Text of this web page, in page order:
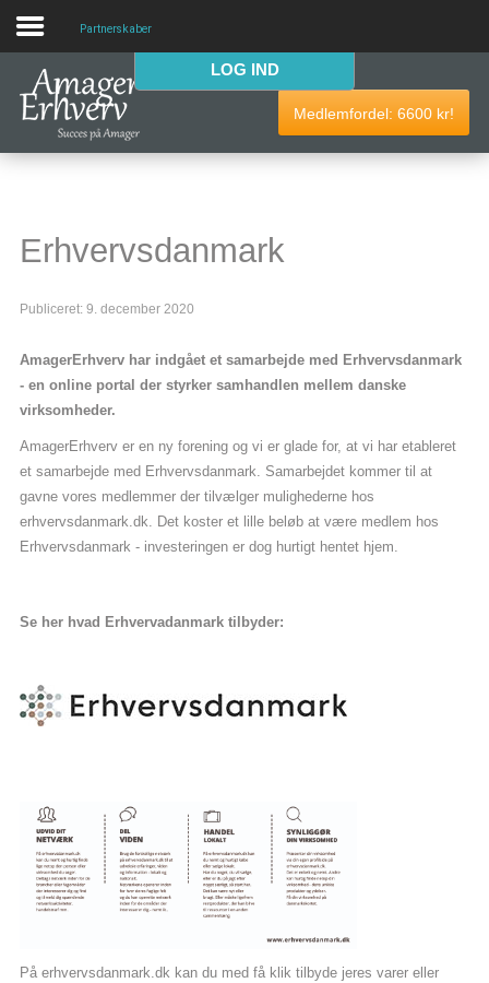
VELKOMMEN
AmagerErhverv skaber netværk, events og fordele til
Events
Medlemmer & tilbud
Nyttige links
Bliv medlem
Partnerskaber
LOG IND
Medlemfordel:6600 kr!
Erhvervsdanmark
Publiceret: 9. december 2020
AmagerErhverv har indgået et samarbejde med Erhvervsdanmark
- en online portal der styrker samhandlen mellem danske
virksomheder.
AmagerErhverv er en ny forening og vi er glade for, at vi har etableret
et samarbejde med Erhvervsdanmark. Samarbejdet kommer til at
gavne vores medlemmer der tilvælger mulighederne hos
erhvervsdanmark.dk. Det koster et lille beløb at være medlem hos
Erhvervsdanmark - investeringen er dog hurtigt hentet hjem.
Se her hvad Erhvervadanmark tilbyder:
På erhvervsdanmark.dk kan du med få klik tilbyde jeres varer eller